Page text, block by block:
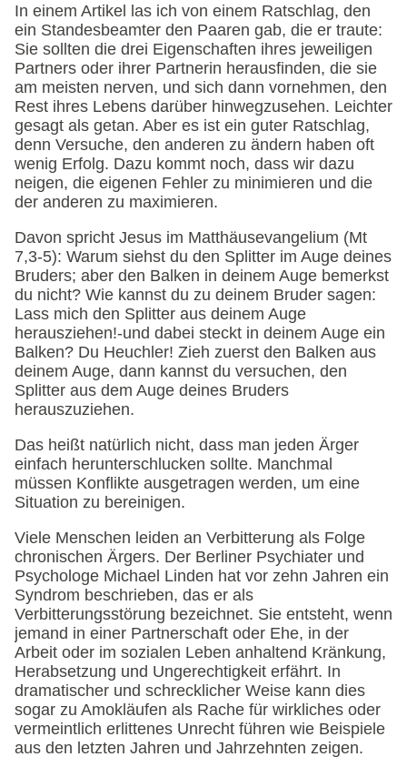
In einem Artikel las ich von einem Ratschlag, den
ein Standesbeamter den Paaren gab, die er traute:
Sie sollten die drei Eigenschaften ihres jeweiligen
Partners oder ihrer Partnerin herausfinden, die sie
am meisten nerven, und sich dann vornehmen, den
Rest ihres Lebens darüber hinwegzusehen. Leichter
gesagt als getan. Aber es ist ein guter Ratschlag,
denn Versuche, den anderen zu ändern haben oft
wenig Erfolg. Dazu kommt noch, dass wir dazu
neigen, die eigenen Fehler zu minimieren und die
der anderen zu maximieren.
Davon spricht Jesus im Matthäusevangelium (Mt
7,3-5): Warum siehst du den Splitter im Auge deines
Bruders; aber den Balken in deinem Auge bemerkst
du nicht? Wie kannst du zu deinem Bruder sagen:
Lass mich den Splitter aus deinem Auge
herausziehen!-und dabei steckt in deinem Auge ein
Balken? Du Heuchler! Zieh zuerst den Balken aus
deinem Auge, dann kannst du versuchen, den
Splitter aus dem Auge deines Bruders
herauszuziehen.
Das heißt natürlich nicht, dass man jeden Ärger
einfach herunterschlucken sollte. Manchmal
müssen Konflikte ausgetragen werden, um eine
Situation zu bereinigen.
Viele Menschen leiden an Verbitterung als Folge
chronischen Ärgers. Der Berliner Psychiater und
Psychologe Michael Linden hat vor zehn Jahren ein
Syndrom beschrieben, das er als
Verbitterungsstörung bezeichnet. Sie entsteht, wenn
jemand in einer Partnerschaft oder Ehe, in der
Arbeit oder im sozialen Leben anhaltend Kränkung,
Herabsetzung und Ungerechtigkeit erfährt. In
dramatischer und schrecklicher Weise kann dies
sogar zu Amokläufen als Rache für wirkliches oder
vermeintlich erlittenes Unrecht führen wie Beispiele
aus den letzten Jahren und Jahrzehnten zeigen.